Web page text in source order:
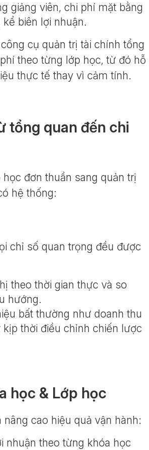
giảng viên, chi phí mặt bằng
biên lợi nhuận.
cụ quản trị tài chính tổng
theo từng lớp học, từ đó hỗ
thực tế thay vì cảm tính.
tổng quan đến chi
đơn thuần sang quản trị
hệ thống:
chỉ số quan trọng đều được
theo thời gian thực và so
hướng.
bất thường như doanh thu
thời điều chỉnh chiến lược
học & Lớp học
cao hiệu quả vận hành:
nhuận theo từng khóa học